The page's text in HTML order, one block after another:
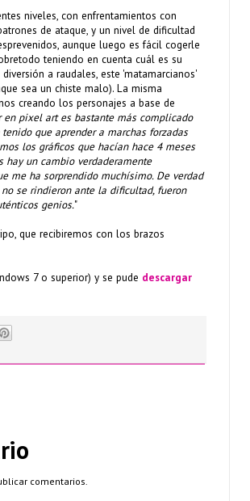
niveles, con enfrentamientos con
de ataque, y un nivel de dificultad
aunque luego es fácil cogerle
teniendo en cuenta cuál es su
a raudales, este 'matamarcianos'
sea un chiste malo). La misma
creando los personajes a base de
pixel art es bastante más complicado
que aprender a marchas forzadas
los gráficos que hacían hace 4 meses
un cambio verdaderamente
me ha sorprendido muchísimo. De verdad
se rindieron ante la dificultad, fueron
genios."
que recibiremos con los brazos
7 o superior) y se pude descargar
comentarios.